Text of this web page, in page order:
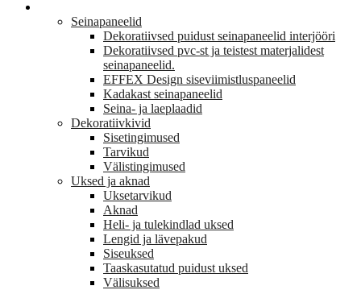
Seinapaneelid
Dekoratiivsed puidust seinapaneelid interjööri
Dekoratiivsed pvc-st ja teistest materjalidest
seinapaneelid.
EFFEX Design siseviimistluspaneelid
Kadakast seinapaneelid
Seina- ja laeplaadid
Dekoratiivkivid
Sisetingimused
Tarvikud
Välistingimused
Uksed ja aknad
Uksetarvikud
Aknad
Heli- ja tulekindlad uksed
Lengid ja lävepakud
Siseuksed
Taaskasutatud puidust uksed
Välisuksed